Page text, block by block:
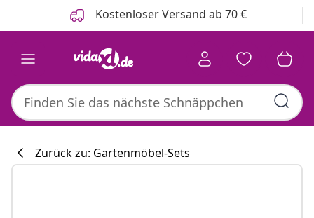
Kostenloser Versand ab 70 €
Zurück zu: Gartenmöbel-Sets